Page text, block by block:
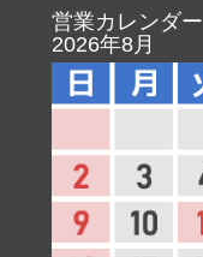
営業カレンダー
2026年8月